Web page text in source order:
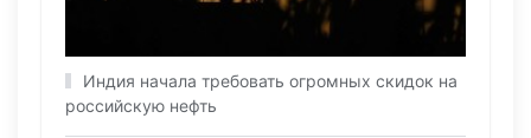
Индия начала требовать огромных скидок на
российскую нефть